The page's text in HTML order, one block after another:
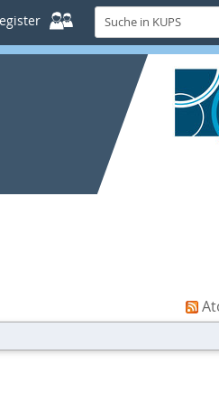
Suche
in
KUPS